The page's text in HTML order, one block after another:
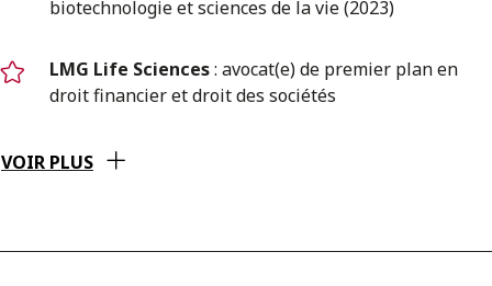
biotechnologie et sciences de la vie (2023)
LMG Life Sciences: avocat(e) de premier plan en
droit financier et droit des sociétés
VOIR PLUS